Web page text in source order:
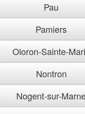
Pau
Pamiers
Oloron-Sainte-
Nontron
Nogent-sur-